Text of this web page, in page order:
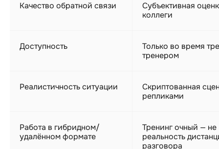
Качество обратной связи
Субъективная
коллеги
Доступность
Только во время
тренером
Реалистичность ситуации
Скриптованная
репликами
Работа в гибридном/
удалённом формате
Тренинг очный —
реальность
разговора